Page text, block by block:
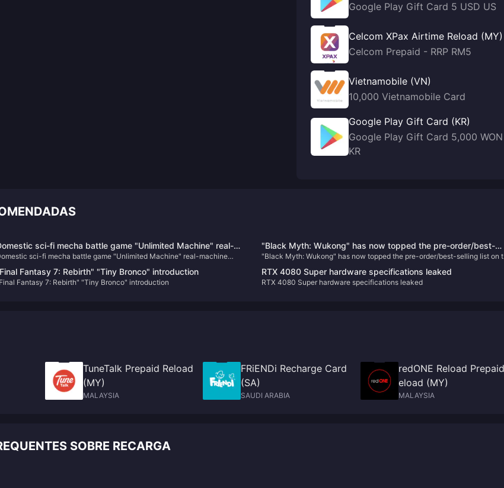
Google Play Gift Card 5 USD US
Celcom XPax Airtime Reload (MY)
Celcom Prepaid - RRP RM5
Vietnamobile (VN)
10,000 Vietnamobile Card
Google Play Gift Card (KR)
Google Play Gift Card 5,000 WON
KR
sci-fi mecha battle game "Unlimited Machine" real-
demonstration announced, released in 2025
sci-fi mecha battle game "Unlimited Machine" real-machine
"Black Myth: Wukong" has now topped the pre-order/best-
selling list on the PSN HK store
"Black Myth: Wukong" has now topped the pre-order/best-selling list on
Fantasy 7: Rebirth" "Tiny Bronco" introduction
Fantasy 7: Rebirth" "Tiny Bronco" introduction
RTX 4080 Super hardware specifications leaked
RTX 4080 Super hardware specifications leaked
TuneTalk Prepaid Reload
(MY)
MALAYSIA
FRiENDi Recharge Card
(SA)
SAUDI ARABIA
redONE Reload
eload (MY)
MALAYSIA
SOBRE RECARGA